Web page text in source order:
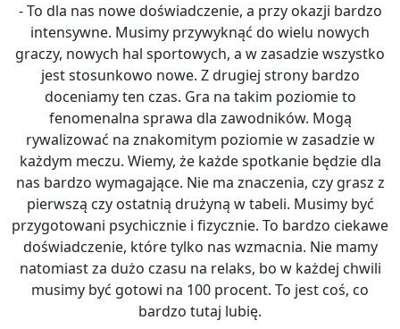
- To dla nas nowe doświadczenie, a przy okazji bardzo
intensywne. Musimy przywyknąć do wielu nowych
graczy, nowych hal sportowych, a w zasadzie wszystko
jest stosunkowo nowe. Z drugiej strony bardzo
doceniamy ten czas. Gra na takim poziomie to
fenomenalna sprawa dla zawodników. Mogą
rywalizować na znakomitym poziomie w zasadzie w
każdym meczu. Wiemy, że każde spotkanie będzie dla
nas bardzo wymagające. Nie ma znaczenia, czy grasz z
pierwszą czy ostatnią drużyną w tabeli. Musimy być
przygotowani psychicznie i fizycznie. To bardzo ciekawe
doświadczenie, które tylko nas wzmacnia. Nie mamy
natomiast za dużo czasu na relaks, bo w każdej chwili
musimy być gotowi na 100 procent. To jest coś, co
bardzo tutaj lubię.